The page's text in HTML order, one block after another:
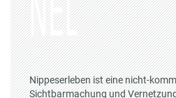
Nippeserleben ist eine nicht-
Sichtbarmachung und